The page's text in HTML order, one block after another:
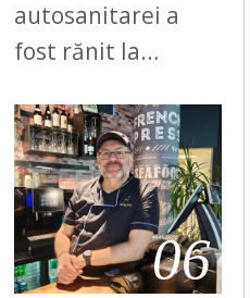
autosanitarei a
fost rănit la…
06